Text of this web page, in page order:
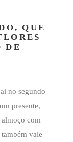
QUE
DE
no segundo
presente,
com
vale